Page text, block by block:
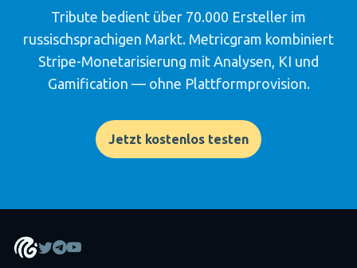
Tribute bedient über 70.000 Ersteller im
russischsprachigen Markt. Metricgram kombiniert
Stripe-Monetarisierung mit Analysen, KI und
Gamification — ohne Plattformprovision.
Jetzt kostenlos testen